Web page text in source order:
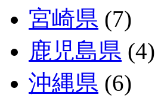
宮崎県 (7)
鹿児島県 (4)
沖縄県 (6)